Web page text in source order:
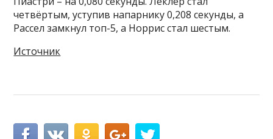
четвёртым, уступив напарнику 0,208 секунды, а
Рассел замкнул топ-5, а Норрис стал шестым.
Источник